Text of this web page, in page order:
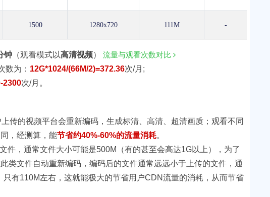
1500 1280x720 111M -
钟 （观看模式以高清视频） 流量与观看次数对比
数为： 12G*1024/(66M/2)=372.36次/月;
2300次/月。
上传的视频平台会重新编码，生成标清、高清、超清画质；观看不同
，经测算，能节省约40%-60%的流量消耗。
件，通常文件大小可能是500M（有的甚至会高达1G以上），为了
类文件自动重新编码，编码后的文件通常远远小于上传的文件，通
有110M左右，这就能极大的节省用户CDN流量的消耗，从而节省